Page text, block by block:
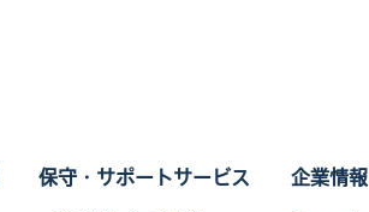
保守・サポートサービス 企業情報